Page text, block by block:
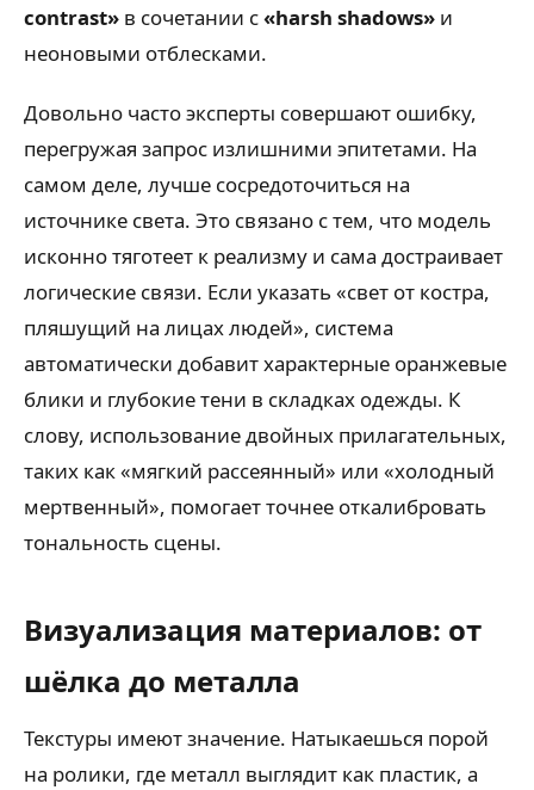
contrast» в сочетании с«harsh shadows» и
неоновыми отблесками.
Довольно часто эксперты совершают ошибку,
перегружая запрос излишними эпитетами. На
самом деле, лучше сосредоточиться на
источнике света. Это связано с тем, что модель
исконно тяготеет к реализму и сама достраивает
логические связи. Если указать «свет от костра,
пляшущий на лицах людей», система
автоматически добавит характерные оранжевые
блики и глубокие тени в складках одежды. К
слову, использование двойных прилагательных,
таких как «мягкий рассеянный» или «холодный
мертвенный», помогает точнее откалибровать
тональность сцены.
Визуализация материалов: от
шёлка до металла
Текстуры имеют значение. Натыкаешься порой
на ролики, где металл выглядит как пластик, а